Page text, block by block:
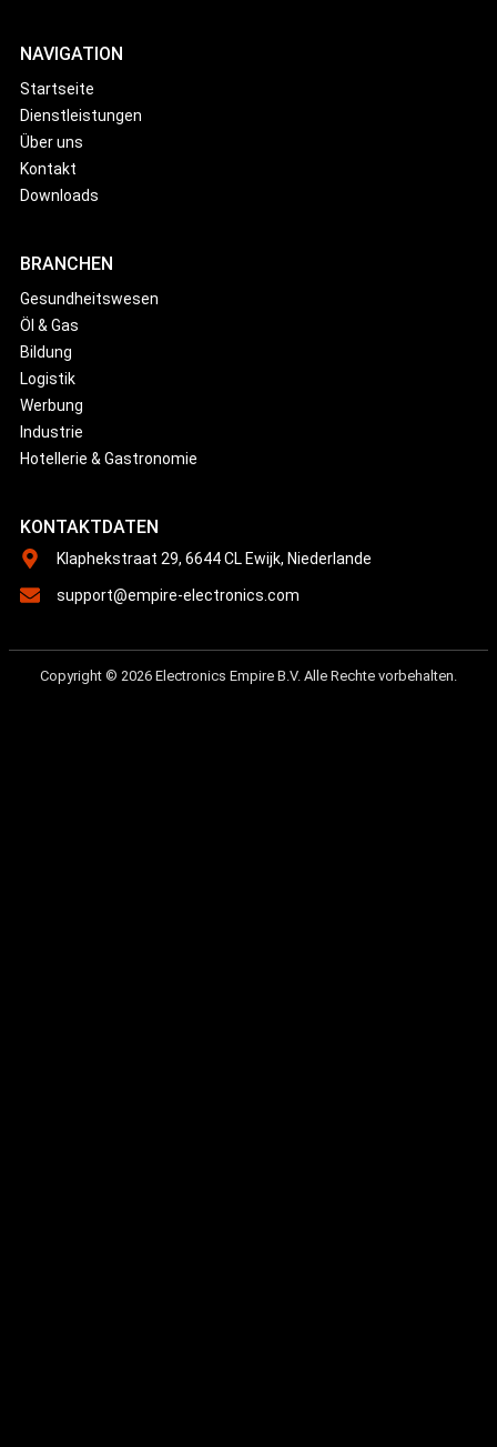
NAVIGATION
Startseite
Dienstleistungen
Über uns
Kontakt
Downloads
BRANCHEN
Gesundheitswesen
Öl & Gas
Bildung
Logistik
Werbung
Industrie
Hotellerie & Gastronomie
KONTAKTDATEN
Klaphekstraat 29, 6644 CL Ewijk, Niederlande
support@empire-electronics.com
Copyright © 2026 Electronics Empire B.V. Alle Rechte vorbehalten.